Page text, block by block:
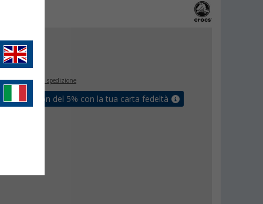
€
+ Spese di spedizione
un coupon del 5% con la tua carta fedeltà